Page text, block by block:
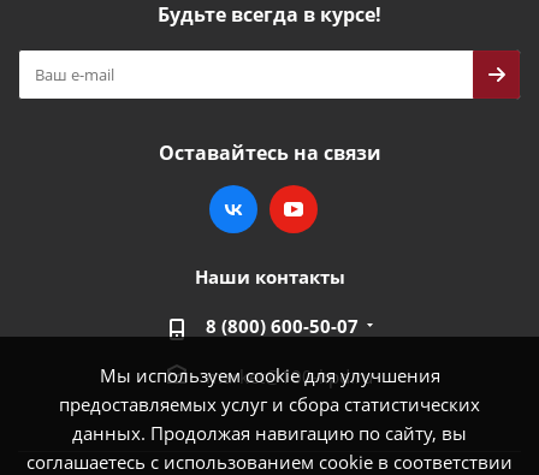
Мы используем cookie для улучшения
предоставляемых услуг и сбора статистических
данных. Продолжая навигацию по сайту, вы
соглашаетесь с использованием cookie в соответствии
Будьте всегда в курсе!
Оставайтесь на связи
Наши контакты
8 (800) 600-50-07
market@100-kpd.ru